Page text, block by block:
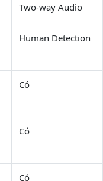
Two-way Audio
Human Detection
Có
Có
Có